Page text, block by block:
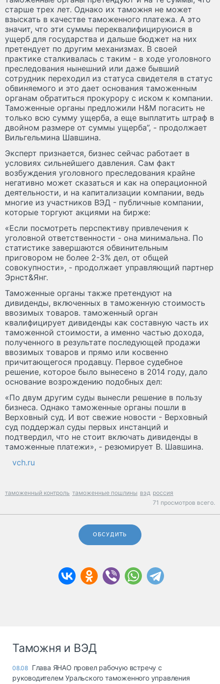
старше трех лет. Однако их таможня не может
взыскать в качестве таможенного платежа. А это
значит, что эти суммы переквалифицируюися в
ущерб для государства и дальше бюджет на них
претендует по другим механизмах. В своей
практике сталкивалась с таким - в ходе уголовного
преследования нынешний или даже бывший
сотрудник переходил из статуса свидетеля в статус
обвиняемого и это дает основания таможенным
органам обратиться прокурору с иском к компании.
Таможенные органы предложили H&M погасить не
только всю сумму ущерба, а еще выплатить штраф в
двойном размере от суммы ущерба”, - продолжает
Вильгельмина Шавшина.
Эксперт признается, бизнес сейчас работает в
условиях сильнейшего давления. Сам факт
возбуждения уголовного преследования крайне
негативно может сказаться и как на операционной
деятельности, и на капитализации компании, ведь
многие из участников ВЭД - публичные компании,
которые торгуют акциями на бирже:
«Если посмотреть перспективу привлечения к
уголовной ответственности - она минимальна. По
статистике завершаются обвинительным
приговором не более 2-3% дел, от общей
совокупности», - продолжает управляющий партнер
Эрнст&Янг.
Таможенные органы также претендуют на
дивиденды, включенных в таможенную стоимость
ввозимых товаров. таможенный орган
квалифицирует дивиденды как составную часть их
таможенной стоимости, а именно частью дохода,
полученного в результате последующей продажи
ввозимых товаров и прямо или косвенно
причитающегося продавцу. Первое судебное
решение, которое было вынесено в 2014 году, дало
основание возрождению подобных дел:
«По двум другим суды вынесли решение в пользу
бизнеса. Однако таможенные органы пошли в
Верховный суд. И вот свежие новости - Верховный
суд поддержал суды первых инстанций и
подтвердил, что не стоит включать дивиденды в
таможенные платежи», - резюмирует В. Шавшина.
vch.ru
таможенный контроль таможенные пошлины вэд россия
71 просмотров всего.
ОБСУДИТЬ
Таможня и ВЭД
08.08 Глава ЯНАО провел рабочую встречу с
руководителем Уральского таможенного управления